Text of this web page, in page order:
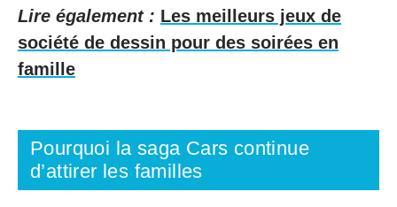
Lire également : Les meilleurs jeux de
société de dessin pour des soirées en
famille
Pourquoi la saga Cars continue
d’attirer les familles